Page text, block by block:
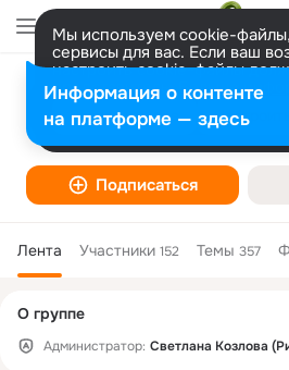
Мы используем cookie-
сервисы для вас. Если ваш
настроить cookie-файлы
представитель. Больше
Разрешить все Настроить
Уголок моей малой
Подписаться
Лента Участники 152 Темы 357
колонка
О группе
Администратор: Светлана Козлова
Информация о контенте
на платформе — здесь